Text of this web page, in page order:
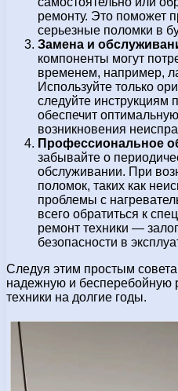
ремонту. Это поможет
серьезные поломки в
Замена и
компоненты могут
временем, например,
Используйте только
следуйте инструкциям
обеспечит
возникновения
Профессиональное
забывайте о
обслуживании. При
поломок, таких как
проблемы с
всего обратиться к
ремонт техники —
безопасности в
Следуя этим простым
надежную и бесперебойную
техники на долгие годы.